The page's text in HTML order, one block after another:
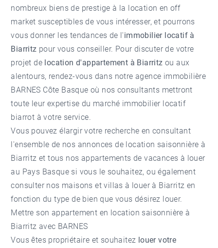
nombreux biens de prestige à la location en off
market susceptibles de vous intéresser, et pourrons
vous donner les tendances de l'immobilier locatif à
Biarritz pour vous conseiller. Pour discuter de votre
projet de location d'appartement à Biarritz ou aux
alentours, rendez-vous dans notre agence immobilière
BARNES Côte Basque où nos consultants mettront
toute leur expertise du marché immobilier locatif
biarrot à votre service.
Vous pouvez élargir votre recherche en consultant
l'ensemble de nos annonces de location saisonnière à
Biarritz et tous nos appartements de vacances à louer
au Pays Basque si vous le souhaitez, ou également
consulter nos maisons et villas à louer à Biarritz en
fonction du type de bien que vous désirez louer.
Mettre son appartement en location saisonnière à
Biarritz avec BARNES
Vous êtes propriétaire et souhaitez louer votre